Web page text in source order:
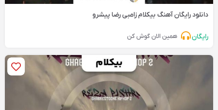
دانلود رایگان آهنگ‌ بیکلام زامبی رضا پیشرو
رایگان همین الان گوش کن